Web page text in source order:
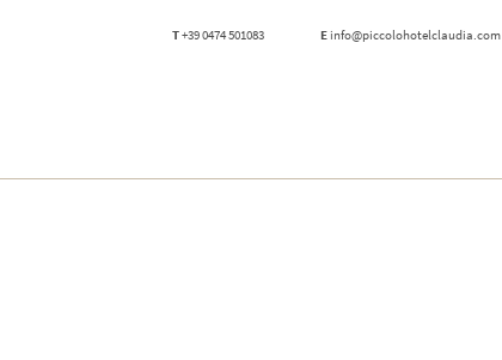
T+39 0474 501083 Einfo@piccolohotelclaudia.com